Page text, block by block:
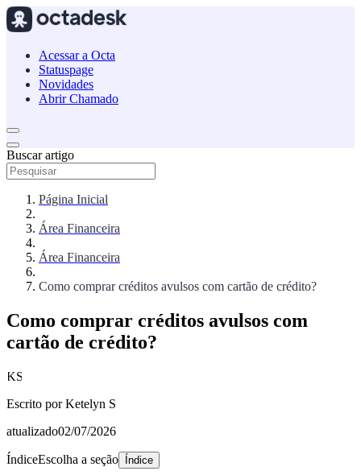
Acessar a Octa
Statuspage
Novidades
Abrir Chamado
Buscar artigo
Página Inicial
Área Financeira
Área Financeira
Como comprar créditos avulsos com cartão de crédito?
Como comprar créditos avulsos com
cartão de crédito?
KS
Escrito porKetelyn S
atualizado02/07/2026
ÍndiceEscolha a seção Índice